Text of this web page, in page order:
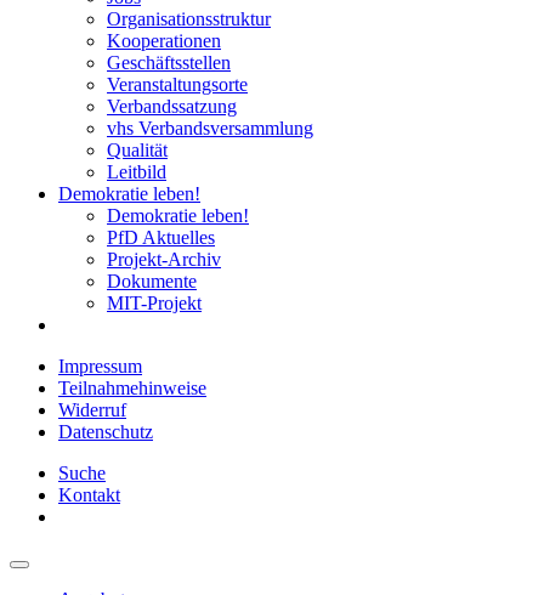
Organisationsstruktur
Kooperationen
Geschäftsstellen
Veranstaltungsorte
Verbandssatzung
vhs Verbandsversammlung
Qualität
Leitbild
Demokratie leben!
Demokratie leben!
PfD Aktuelles
Projekt-Archiv
Dokumente
MIT-Projekt
Impressum
Teilnahmehinweise
Widerruf
Datenschutz
Suche
Kontakt